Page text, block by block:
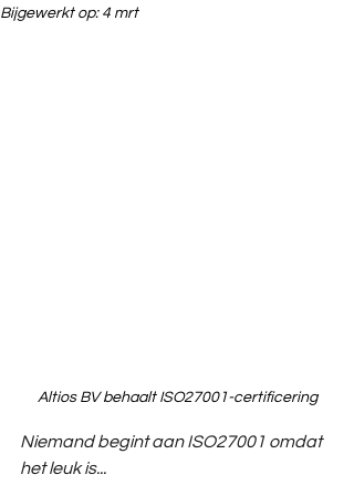
Bijgewerkt op: 4 mrt
Altios BV behaalt ISO27001-certificering
Niemand begint aan ISO27001 omdat
het leuk is...